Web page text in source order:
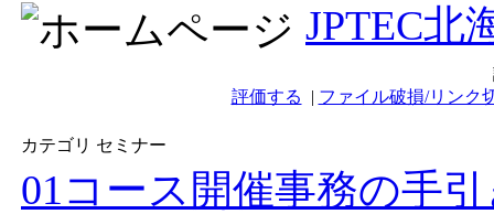
JPTEC北
評価する | ファイル破損/リンク
カテゴリ セミナー
01コース開催事務の手